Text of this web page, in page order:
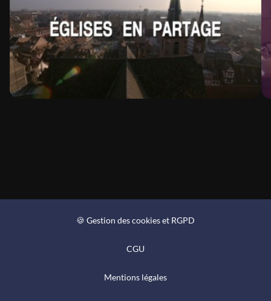
🍪 Gestion des cookies et RGPD
CGU
Mentions légales